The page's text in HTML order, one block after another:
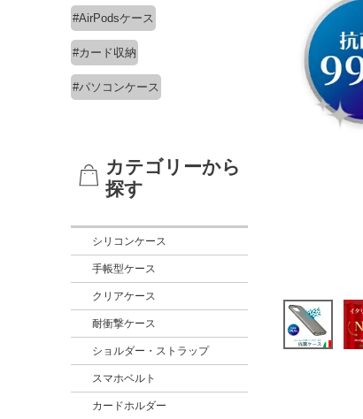
#AirPodsケース
#カード収納
#パソコンケース
カテゴリーから
探す
シリコンケース
手帳型ケース
クリアケース
耐衝撃ケース
ショルダー・ストラップ
スマホベルト
カードホルダー